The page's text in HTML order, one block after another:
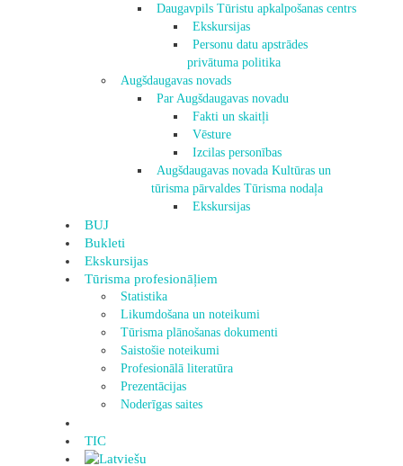
Daugavpils Tūristu apkalpošanas centrs
Ekskursijas
Personu datu apstrādes
privātuma politika
Augšdaugavas novads
Par Augšdaugavas novadu
Fakti un skaitļi
Vēsture
Izcilas personības
Augšdaugavas novada Kultūras un
tūrisma pārvaldes Tūrisma nodaļa
Ekskursijas
BUJ
Bukleti
Ekskursijas
Tūrisma profesionāļiem
Statistika
Likumdošana un noteikumi
Tūrisma plānošanas dokumenti
Saistošie noteikumi
Profesionālā literatūra
Prezentācijas
Noderīgas saites
TIC